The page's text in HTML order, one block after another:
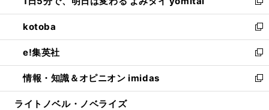
開
く
ウ
で
開
く
ィ
ン
ド
ウ
で
開
く
い
ウ
ィ
ン
ド
ウ
で
開
新
し
い
ウ
ィ
ン
ド
ウ
kotoba
新
し
い
ウ
ィ
ン
e!集英社
新
し
い
ウ
情報・知識＆オピニオン imidas
新
し
ライトノベル・ノベライズ